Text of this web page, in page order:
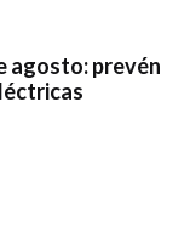
agosto: prevén